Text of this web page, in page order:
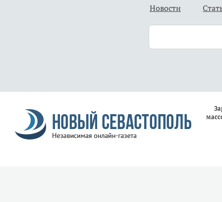
Новости